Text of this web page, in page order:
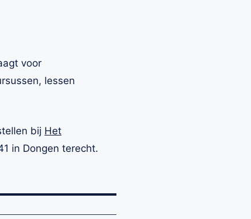
voor
lessen
bij Het
in Dongen terecht.